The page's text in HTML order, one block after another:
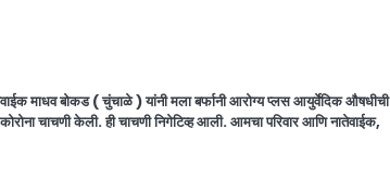
माधव बोकड ( चुंचाळे ) यांनी मला बर्फानी आरोग्य प्लस आयुर्वेदिक औषधीची
चाचणी केली. ही चाचणी निगेटिव्ह आली. आमचा परिवार आणि नातेवाईक,